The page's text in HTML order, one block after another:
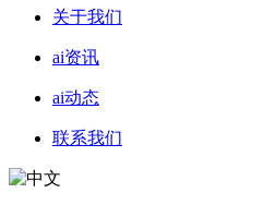
关于我们
ai资讯
ai动态
联系我们